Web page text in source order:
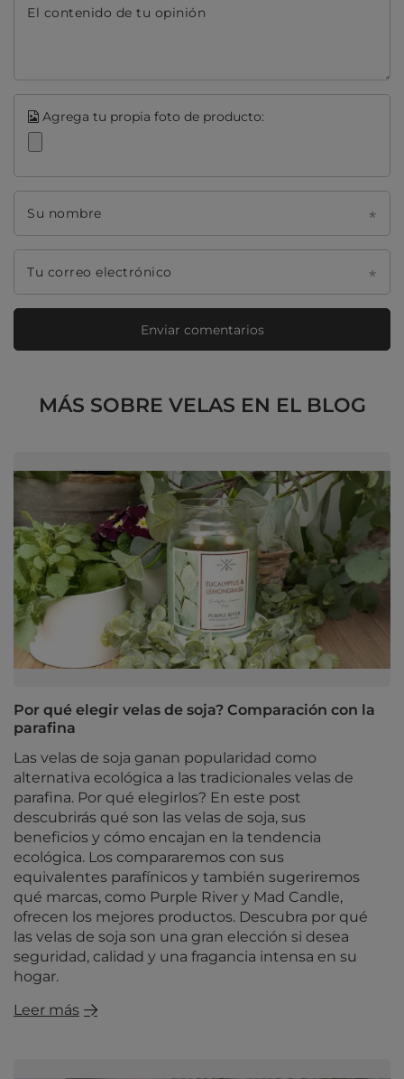
El contenido de tu opinión
Agrega tu propia foto de producto:
Su nombre
Tu correo electrónico
Enviar comentarios
MÁS SOBRE VELAS EN EL BLOG
Por qué elegir velas de soja? Comparación con la
parafina
Las velas de soja ganan popularidad como
alternativa ecológica a las tradicionales velas de
parafina. Por qué elegirlos? En este post
descubrirás qué son las velas de soja, sus
beneficios y cómo encajan en la tendencia
ecológica. Los compararemos con sus
equivalentes parafínicos y también sugeriremos
qué marcas, como Purple River y Mad Candle,
ofrecen los mejores productos. Descubra por qué
las velas de soja son una gran elección si desea
seguridad, calidad y una fragancia intensa en su
hogar.
Leer más